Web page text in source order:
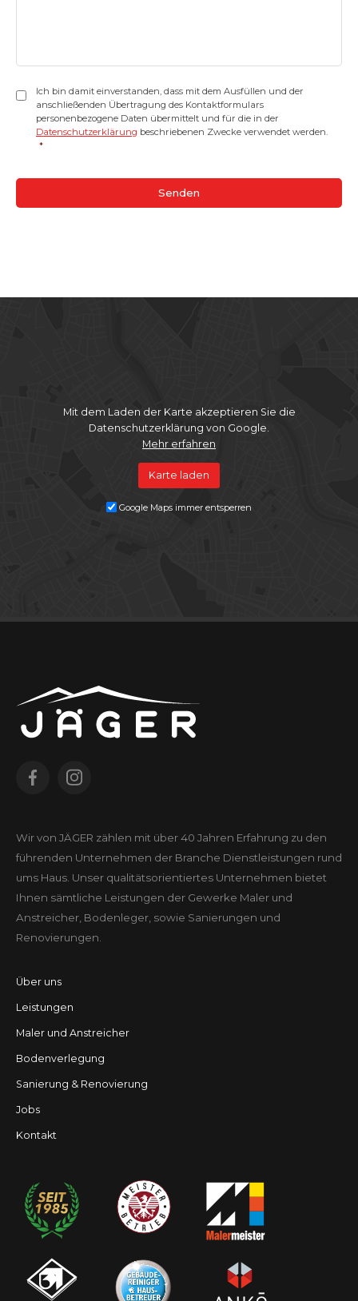
Einwilligung *
Ich bin damit einverstanden, dass mit dem Ausfüllen und der
anschließenden Übertragung des Kontaktformulars
personenbezogene Daten übermittelt und für die in der
Datenschutzerklärung beschriebenen Zwecke verwendet werden.
*
Mit dem Laden der Karte akzeptieren Sie die
Datenschutzerklärung von Google.
Mehr erfahren
Karte laden
Google Maps immer entsperren
Wir von JÄGER zählen mit über 40 Jahren Erfahrung zu den
führenden Unter­nehmen der Branche Dienst­leistungen rund
ums Haus. Unser qualitäts­orientiertes Unter­nehmen bietet
Ihnen sämtliche Leistungen der Gewerke Maler und
Anstreicher, Bodenleger, sowie Sanierungen und
Renovierungen.
Über uns
Leistungen
Maler und Anstreicher
Bodenverlegung
Sanierung & Renovierung
Jobs
Kontakt